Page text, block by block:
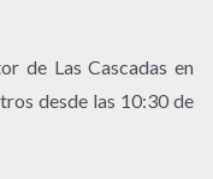
de Las Cascadas en
desde las 10:30 de